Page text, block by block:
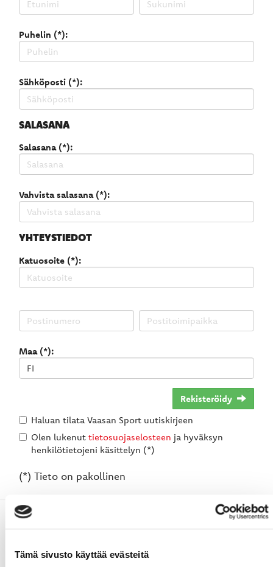
Tämä sivusto käyttää evästeitä
Puhelin (*):
Sähköposti (*):
SALASANA
Salasana (*):
Vahvista salasana (*):
YHTEYSTIEDOT
Katuosoite (*):
Maa (*):
Rekisteröidy
Haluan tilata Vaasan Sport uutiskirjeen
Olen lukenut tietosuojaselosteen ja hyväksyn
henkilötietojeni käsittelyn (*)
(*) Tieto on pakollinen